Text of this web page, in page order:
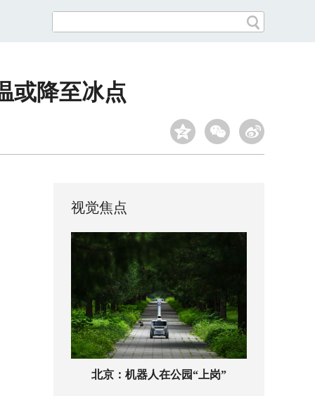
或降至冰点
视觉焦点
北京：机器人在公园“上岗”